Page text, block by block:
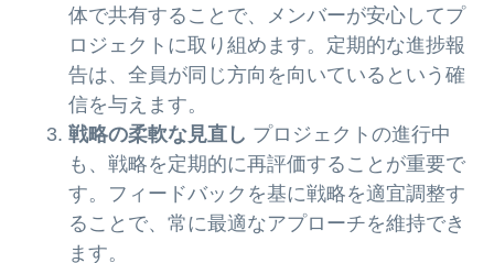
体で共有することで、メンバーが安心してプ
ロジェクトに取り組めます。定期的な進捗報
告は、全員が同じ方向を向いているという確
信を与えます。
戦略の柔軟な見直し プロジェクトの進行中
も、戦略を定期的に再評価することが重要で
す。フィードバックを基に戦略を適宜調整す
ることで、常に最適なアプローチを維持でき
ます。